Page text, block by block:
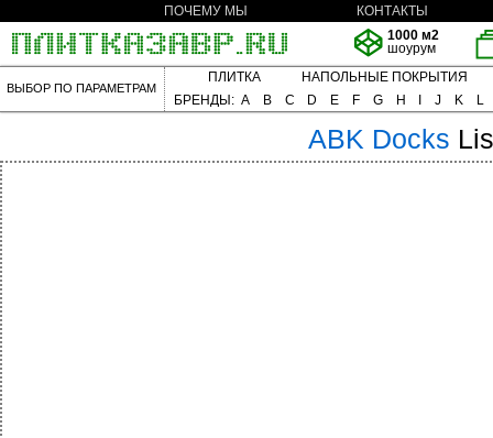
ПОЧЕМУ МЫ
КОНТАКТЫ
1000 м2
шоурум
ВЫБОР ПО ПАРАМЕТРАМ
ПЛИТКА
НАПОЛЬНЫЕ ПОКРЫТИЯ
БРЕНДЫ: A B C D E F G H J K L
ABK Docks